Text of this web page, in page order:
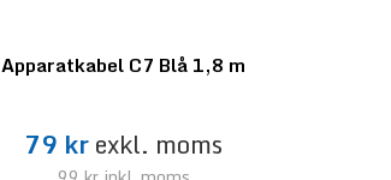
Apparatkabel C7 Blå 1,8 m
79 krexkl. moms